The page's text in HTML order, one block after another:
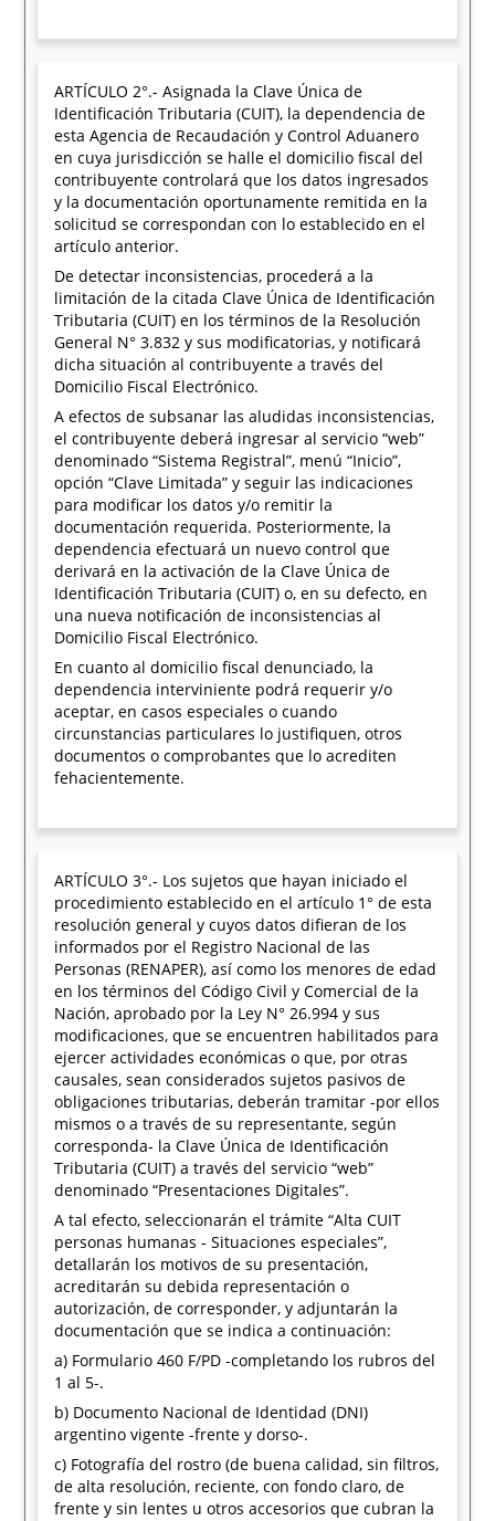
ARTÍCULO 2°.- Asignada la Clave Única de
Identificación Tributaria (CUIT), la dependencia de
esta Agencia de Recaudación y Control Aduanero
en cuya jurisdicción se halle el domicilio fiscal del
contribuyente controlará que los datos ingresados
y la documentación oportunamente remitida en la
solicitud se correspondan con lo establecido en el
artículo anterior.
De detectar inconsistencias, procederá a la
limitación de la citada Clave Única de Identificación
Tributaria (CUIT) en los términos de la Resolución
General N° 3.832 y sus modificatorias, y notificará
dicha situación al contribuyente a través del
Domicilio Fiscal Electrónico.
A efectos de subsanar las aludidas inconsistencias,
el contribuyente deberá ingresar al servicio “web”
denominado “Sistema Registral”, menú “Inicio”,
opción “Clave Limitada” y seguir las indicaciones
para modificar los datos y/o remitir la
documentación requerida. Posteriormente, la
dependencia efectuará un nuevo control que
derivará en la activación de la Clave Única de
Identificación Tributaria (CUIT) o, en su defecto, en
una nueva notificación de inconsistencias al
Domicilio Fiscal Electrónico.
En cuanto al domicilio fiscal denunciado, la
dependencia interviniente podrá requerir y/o
aceptar, en casos especiales o cuando
circunstancias particulares lo justifiquen, otros
documentos o comprobantes que lo acrediten
fehacientemente.
ARTÍCULO 3°.- Los sujetos que hayan iniciado el
procedimiento establecido en el artículo 1° de esta
resolución general y cuyos datos difieran de los
informados por el Registro Nacional de las
Personas (RENAPER), así como los menores de edad
en los términos del Código Civil y Comercial de la
Nación, aprobado por la Ley N° 26.994 y sus
modificaciones, que se encuentren habilitados para
ejercer actividades económicas o que, por otras
causales, sean considerados sujetos pasivos de
obligaciones tributarias, deberán tramitar -por ellos
mismos o a través de su representante, según
corresponda- la Clave Única de Identificación
Tributaria (CUIT) a través del servicio “web”
denominado “Presentaciones Digitales”.
A tal efecto, seleccionarán el trámite “Alta CUIT
personas humanas - Situaciones especiales”,
detallarán los motivos de su presentación,
acreditarán su debida representación o
autorización, de corresponder, y adjuntarán la
documentación que se indica a continuación:
a) Formulario 460 F/PD -completando los rubros del
1 al 5-.
b) Documento Nacional de Identidad (DNI)
argentino vigente -frente y dorso-.
c) Fotografía del rostro (de buena calidad, sin filtros,
de alta resolución, reciente, con fondo claro, de
frente y sin lentes u otros accesorios que cubran la